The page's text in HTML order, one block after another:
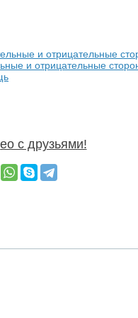
и отрицательные
с друзьями!